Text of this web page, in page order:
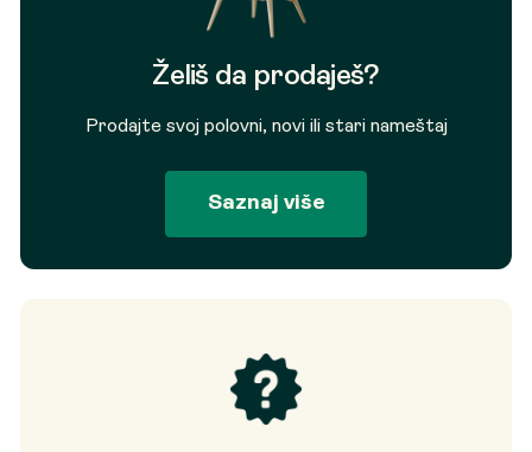
Želiš da prodaješ?
Prodajte svoj polovni, novi ili stari nameštaj
Saznaj više